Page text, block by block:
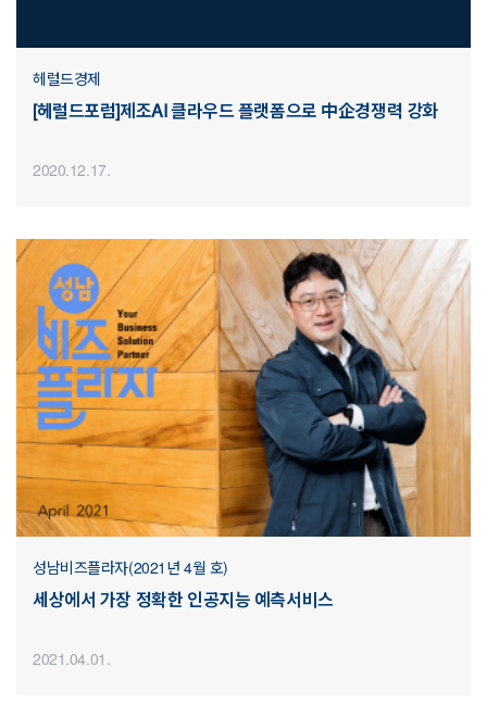
헤럴드경제
[헤럴드포럼]제조AI 클라우드 플랫폼으로 中企경쟁력 강화
2020.12.17.
성남비즈플라자(2021년 4월 호)
세상에서 가장 정확한 인공지능 예측서비스
2021.04.01.